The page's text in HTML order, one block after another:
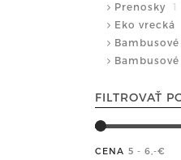
Prenosky
1
Eko vrecká
FILTROVAŤ
CENA 5 - 6 ,-€